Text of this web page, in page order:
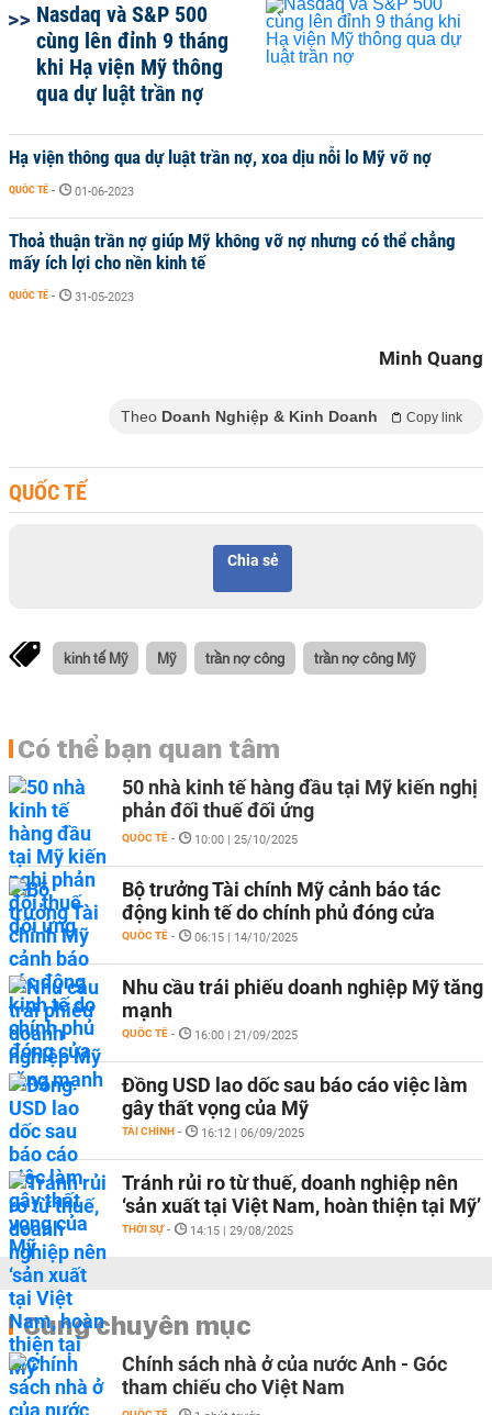
Nasdaq và S&P 500
cùng lên đỉnh 9 tháng
khi Hạ viện Mỹ thông
qua dự luật trần nợ
Hạ viện thông qua dự luật trần nợ, xoa dịu nỗi lo Mỹ vỡ nợ
QUỐC TẾ - 01-06-2023
Thoả thuận trần nợ giúp Mỹ không vỡ nợ nhưng có thể chẳng
mấy ích lợi cho nền kinh tế
QUỐC TẾ - 31-05-2023
Minh Quang
Theo Doanh Nghiệp & Kinh Doanh Copy link
QUỐC TẾ
Chia sẻ
kinh tế Mỹ Mỹ trần nợ công trần nợ công Mỹ
Có thể bạn quan tâm
50 nhà kinh tế hàng đầu tại Mỹ kiến nghị
phản đối thuế đối ứng
QUỐC TẾ - 10:00 | 25/10/2025
Bộ trưởng Tài chính Mỹ cảnh báo tác
động kinh tế do chính phủ đóng cửa
QUỐC TẾ - 06:15 | 14/10/2025
Nhu cầu trái phiếu doanh nghiệp Mỹ tăng
mạnh
QUỐC TẾ - 16:00 | 21/09/2025
Đồng USD lao dốc sau báo cáo việc làm
gây thất vọng của Mỹ
TÀI CHÍNH - 16:12 | 06/09/2025
Tránh rủi ro từ thuế, doanh nghiệp nên
‘sản xuất tại Việt Nam, hoàn thiện tại Mỹ’
THỜI SỰ - 14:15 | 29/08/2025
Cùng chuyên mục
Chính sách nhà ở của nước Anh - Góc
tham chiếu cho Việt Nam